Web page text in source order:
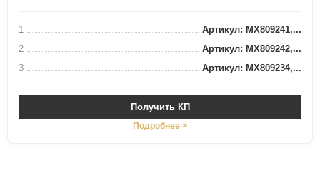
1
Артикул: MX809241,...
2
Артикул: MX809242,...
3
Артикул: MX809234,...
Получить КП
Подробнее >